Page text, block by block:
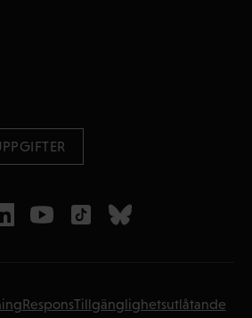
ResponsTillgänglighetsutlåtande